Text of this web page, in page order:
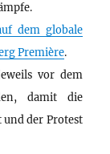
dem globale
Première.
vor dem
damit die
und der Protest